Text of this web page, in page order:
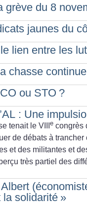
grève du 8
jaunes du
lien entre les
chasse continue
ou STO ?
: Une
tenait le VIII e congrès
de débats à
et des militantes et
très partiel des
la solidarité »